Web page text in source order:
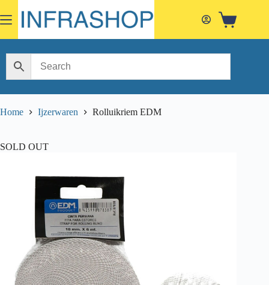
to
content
Shopping
Home Ijzerwaren Rolluikriem EDM
SOLD OUT